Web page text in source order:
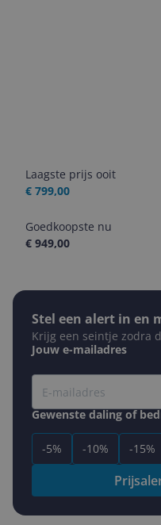
Laagste prijs ooit
€ 799,00
Goedkoopste nu
€ 949,00
Stel een alert in en
Krijg een seintje zodra
Jouw e-mailadres
Gewenste daling of
-5% -10% -15%